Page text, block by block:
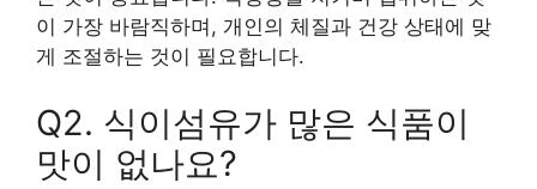
이 가장 바람직하며, 개인의 체질과 건강 상태에 맞
게 조절하는 것이 필요합니다.
Q2. 식이섬유가 많은 식품이
맛이 없나요?